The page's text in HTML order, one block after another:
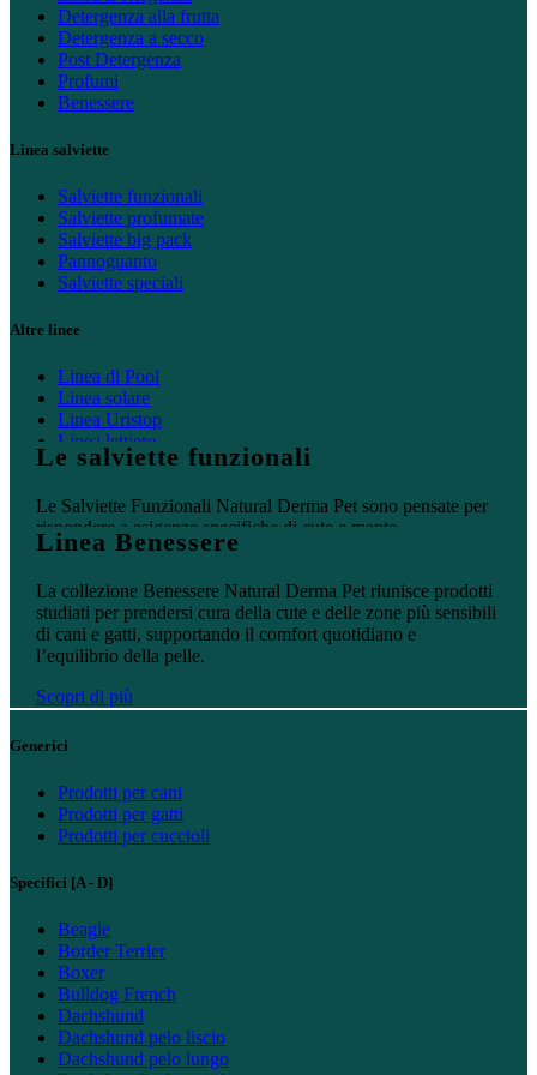
Detergenza alla frutta
Detergenza a secco
Post Detergenza
Profumi
Benessere
Linea salviette
Salviette funzionali
Salviette profumate
Salviette big pack
Pannoguanto
Salviette speciali
Altre linee
Linea di Pool
Linea solare
Linea Uristop
Linea lettiere
Linea casa
Le salviette funzionali
Le Salviette Funzionali Natural Derma Pet sono pensate per
rispondere a esigenze specifiche di cute e manto.
Linea Benessere
La collezione Benessere Natural Derma Pet riunisce prodotti
studiati per prendersi cura della cute e delle zone più sensibili
di cani e gatti, supportando il comfort quotidiano e
l’equilibrio della pelle.
Scopri di più
Generici
Prodotti per cani
Prodotti per gatti
Prodotti per cuccioli
Specifici [A - D]
Beagle
Border Terrier
Boxer
Bulldog French
Dachshund
Dachshund pelo liscio
Dachshund pelo lungo